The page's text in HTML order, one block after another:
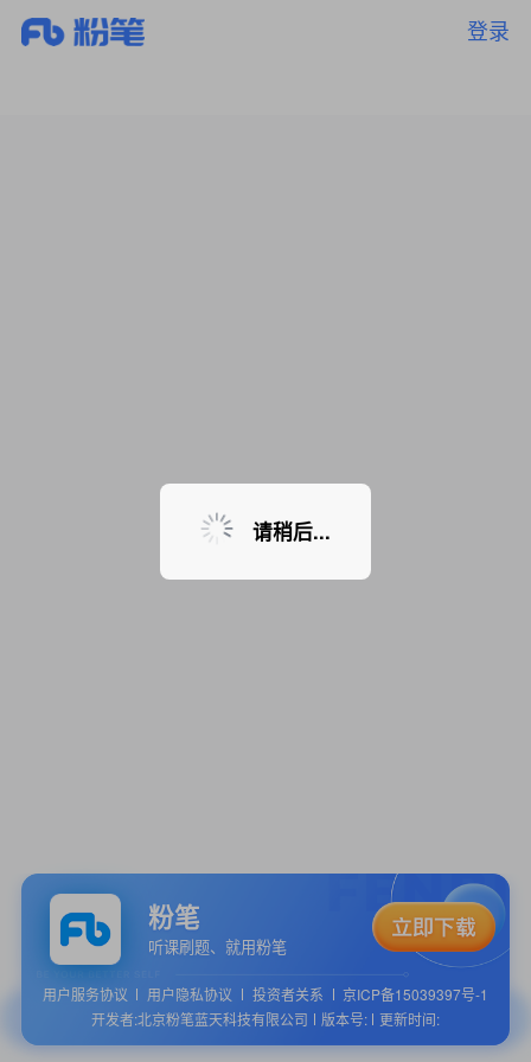
登录
暂无课程，敬请期待
粉笔
听课刷题、就用粉笔
用户服务协议 用户隐私协议 投资者关系
京ICP备15039397号-1
开发者:北京粉笔蓝天科技有限公司
版本号: 更新时间:
请稍后...